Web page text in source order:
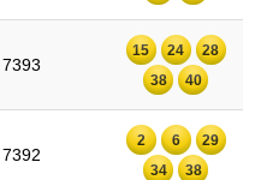
7393
15 24
28
38
40
7392
2 6
29
34
38